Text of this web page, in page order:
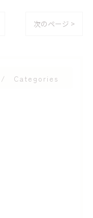
次のページ >
Categories